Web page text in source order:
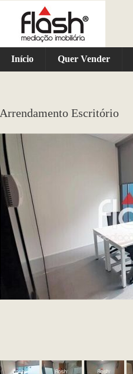
Início Quer Vender
Arrendamento Escritório